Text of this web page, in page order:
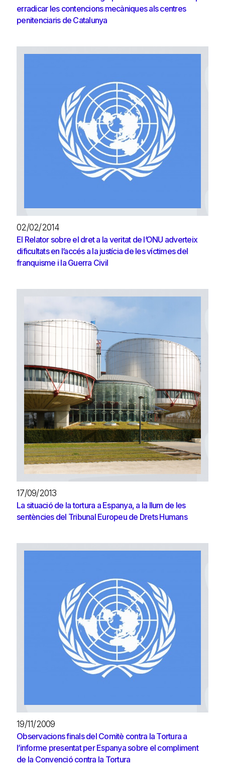
erradicar les contencions mecàniques als centres
penitenciaris de Catalunya
02/02/2014
El Relator sobre el dret a la veritat de l’ONU adverteix
dificultats en l’accés a la justícia de les víctimes del
franquisme i la Guerra Civil
17/09/2013
La situació de la tortura a Espanya, a la llum de les
sentències del Tribunal Europeu de Drets Humans
19/11/2009
Observacions finals del Comitè contra la Tortura a
l’informe presentat per Espanya sobre el compliment
de la Convenció contra la Tortura